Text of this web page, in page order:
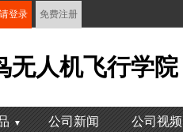
请登录 免费注册
无人机飞行学院
▼ 公司新闻 公司视频